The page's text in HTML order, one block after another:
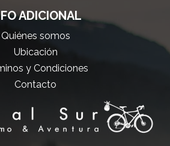
ADICIONAL
Quiénes somos
Ubicación
y Condiciones
Contacto